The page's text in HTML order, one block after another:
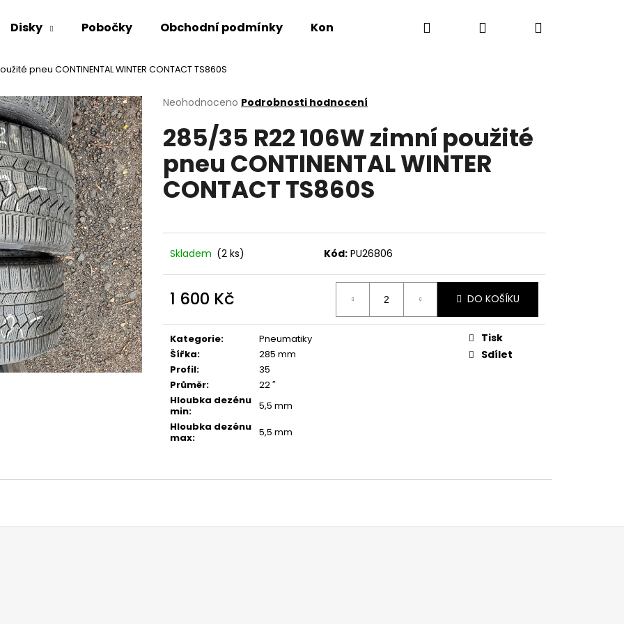
Disky Pobočky Obchodní podmínky Kontakty Hledat PřihlášeníNákupní
pneu CONTINENTAL WINTER CONTACT TS860S
Průměrné
produktu
je
5
hvězdiček.
Neohodnoceno Podrobnosti hodnocení
285/35 R22 106W zimní použité
pneu CONTINENTAL WINTER
CONTACT TS860S
Skladem (2 ks) Kód: PU26806
1 600 Kč
cena:
DO KOŠÍKU
Kategorie:
Pneumatiky
Šířka:
285 mm
Profil:
35
Průměr:
22 ″
Hloubka dezénu
min:
5,5 mm
Hloubka dezénu
max: 5,5 mm
Tisk
Sdílet
Co potřebujete najít?
HLEDAT
Doporučujeme